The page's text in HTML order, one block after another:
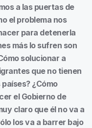
a las puertas de
el problema nos
para detenerla
más lo sufren son
solucionar a
que no tienen
¿Cómo
el Gobierno de
claro que él no va a
los va a barrer bajo